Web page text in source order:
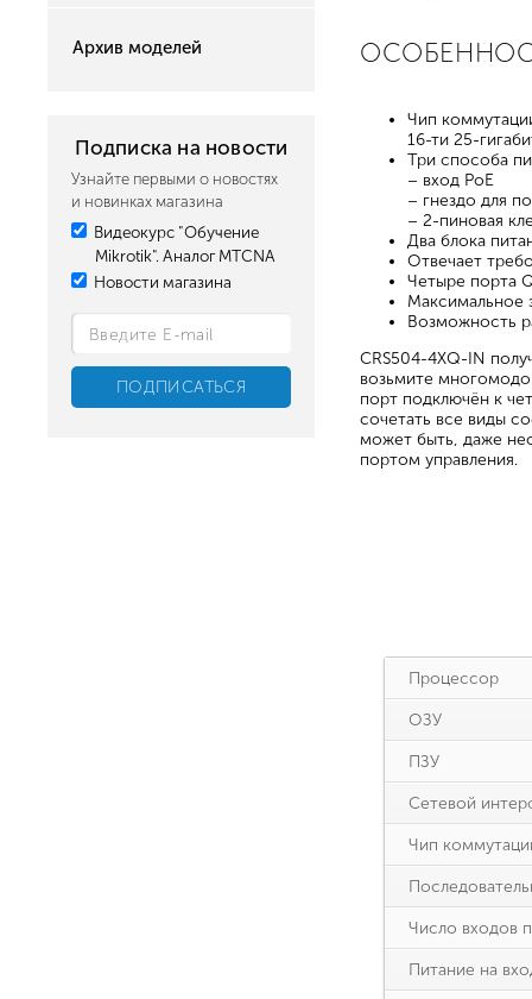
Архив моделей
Подписка на новости
Узнайте первыми о новостях
и новинках магазина
Видеокурс "Обучение
Mikrotik". Аналог MTCNA
Новости магазина
Чип
16-ти 25-
Три способа
– вход PoE
– гнездо для
– 2-пиновая
Два блока
Отвечает
Четыре порта
Максимальное
Возможность
CRS504-4XQ-IN
возьмите
порт подключён к
сочетать все виды
может быть, даже
портом управления.
Процессор
ОЗУ
ПЗУ
Сетевой
Чип
Число входов
Питание на